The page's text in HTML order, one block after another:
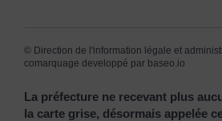
© Direction de l'information légale et
comarquage developpé par baseo.io
La préfecture ne recevant plus
la carte grise, désormais appelée